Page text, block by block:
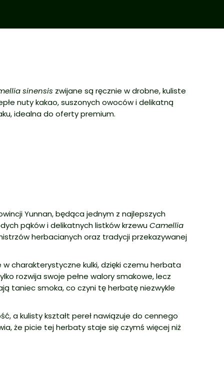
sinensis zwijane są ręcznie w drobne, kuliste
nuty kakao, suszonych owoców i delikatną
idealna do oferty premium.
Yunnan, będąca jednym z najlepszych
pąków i delikatnych listków krzewuCamellia
herbacianych oraz tradycji przekazywanej
charakterystyczne kulki, dzięki czemu herbata
rozwija swoje pełne walory smakowe, lecz
taniec smoka, co czyni tę herbatę niezwykle
a kulisty kształt pereł nawiązuje do cennego
że picie tej herbaty staje się czymś więcej niż